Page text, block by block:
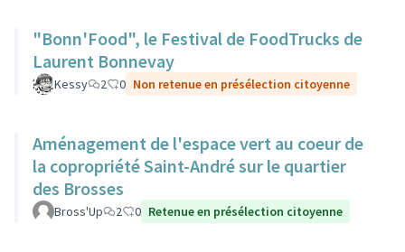
"Bonn'Food", le Festival de FoodTrucks de
Laurent Bonnevay
Kessy 2 0 Non retenue en présélection citoyenne
Aménagement de l'espace vert au coeur de
la copropriété Saint-André sur le quartier
des Brosses
Bross'Up 2 0 Retenue en présélection citoyenne